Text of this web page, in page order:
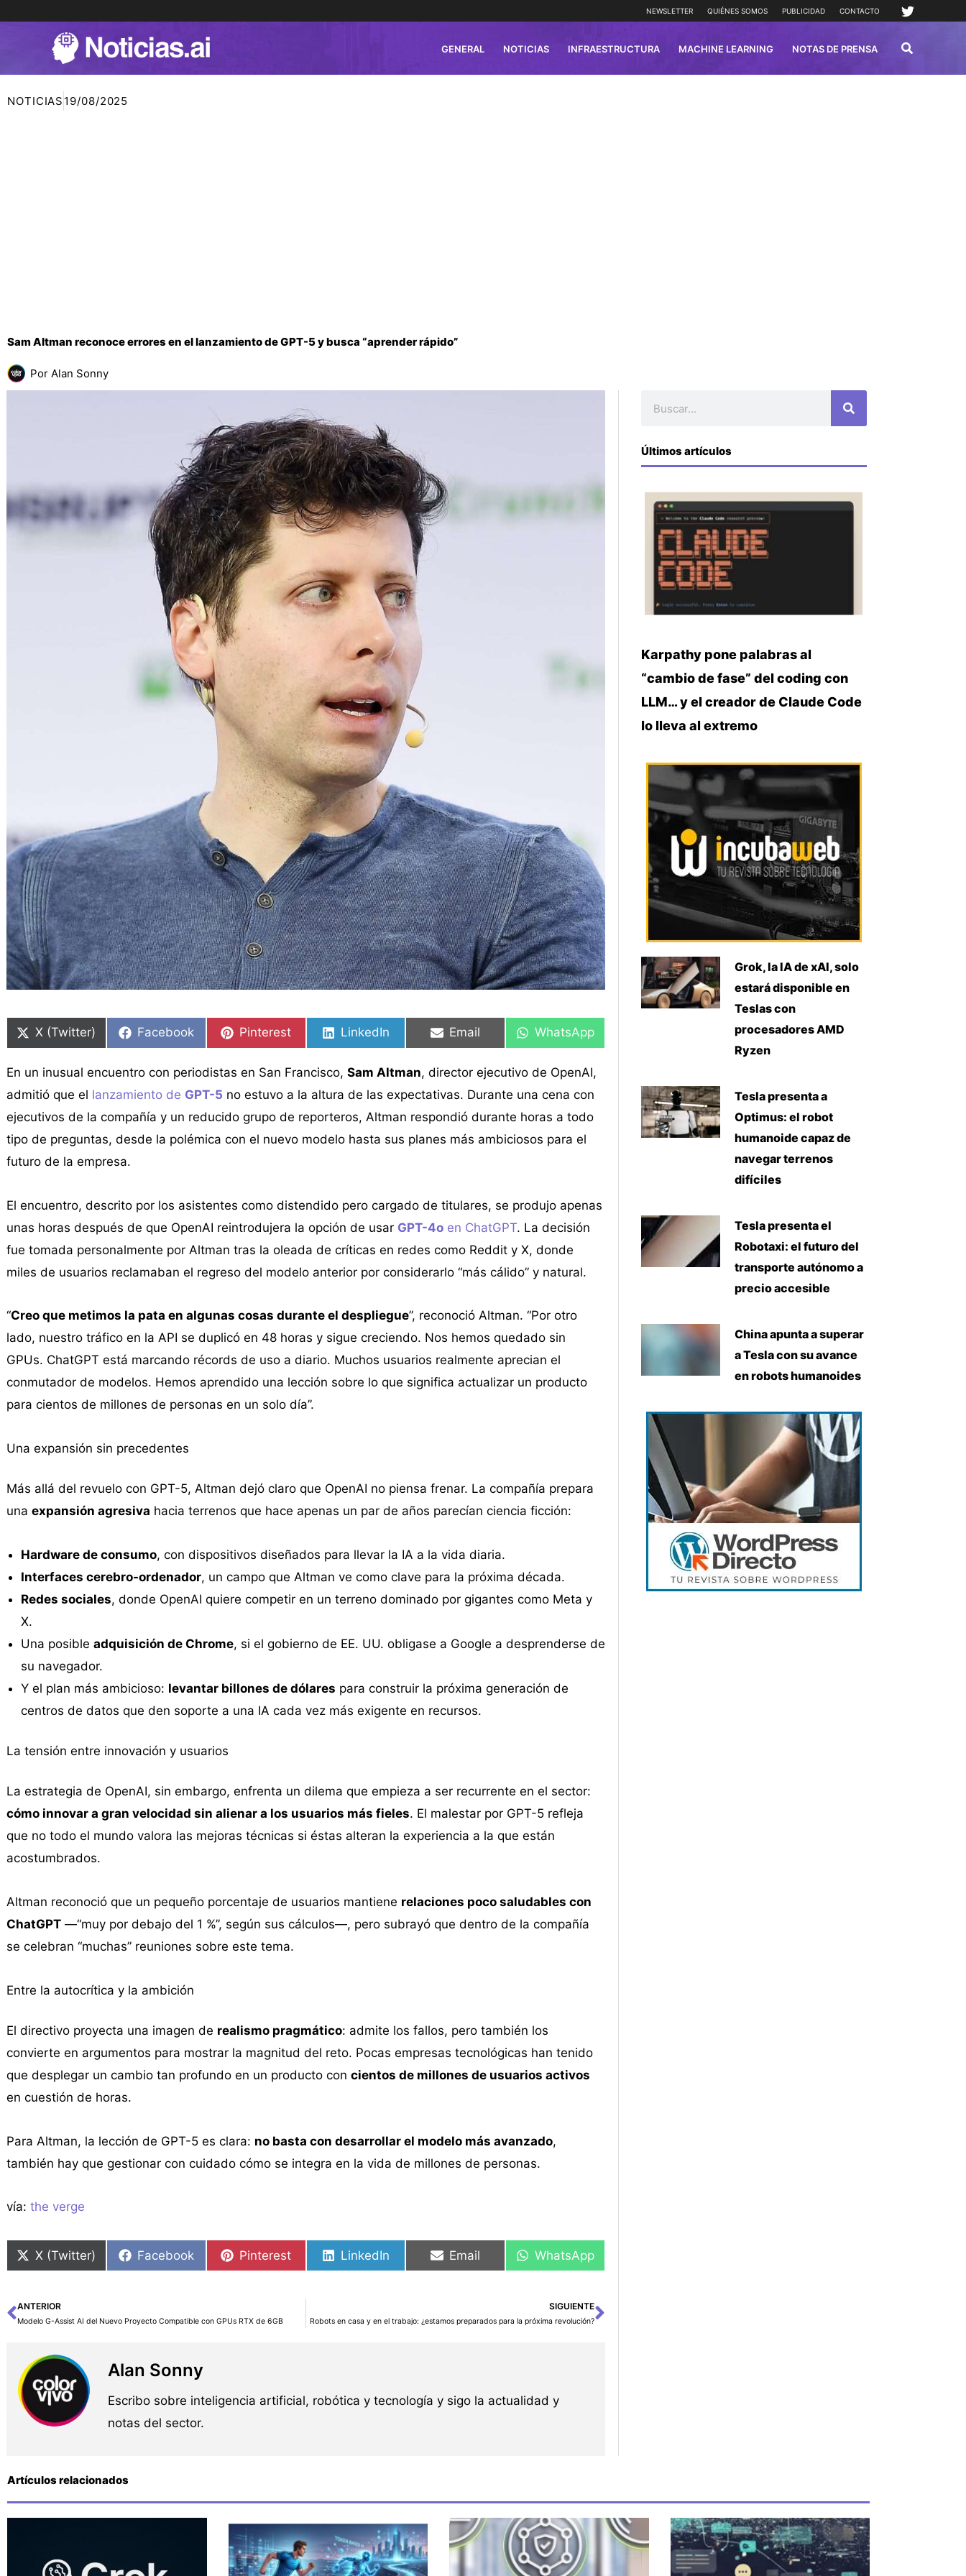
NEWSLETTER QUIÉNES SOMOS PUBLICIDAD CONTACTO
GENERAL NOTICIAS INFRAESTRUCTURA MACHINE LEARNING NOTAS DE PRENSA
NOTICIAS 19/08/2025
Sam Altman reconoce errores en el lanzamiento de GPT-5 y busca “aprender rápido”
Por Alan Sonny
en
X (Twitter)
en
Facebook
en
Pinterest
en
LinkedIn
en
Email
en
WhatsApp
En un inusual encuentro con periodistas en San Francisco, Sam Altman, director ejecutivo de OpenAI,
admitió que el lanzamiento de GPT-5 no estuvo a la altura de las expectativas. Durante una cena con
ejecutivos de la compañía y un reducido grupo de reporteros, Altman respondió durante horas a todo
tipo de preguntas, desde la polémica con el nuevo modelo hasta sus planes más ambiciosos para el
futuro de la empresa.
El encuentro, descrito por los asistentes como distendido pero cargado de titulares, se produjo apenas
unas horas después de que OpenAI reintrodujera la opción de usar GPT-4oen ChatGPT. La decisión
fue tomada personalmente por Altman tras la oleada de críticas en redes como Reddit y X, donde
miles de usuarios reclamaban el regreso del modelo anterior por considerarlo “más cálido” y natural.
“Creo que metimos la pata en algunas cosas durante el despliegue”, reconoció Altman. “Por otro
lado, nuestro tráfico en la API se duplicó en 48 horas y sigue creciendo. Nos hemos quedado sin
GPUs. ChatGPT está marcando récords de uso a diario. Muchos usuarios realmente aprecian el
conmutador de modelos. Hemos aprendido una lección sobre lo que significa actualizar un producto
para cientos de millones de personas en un solo día”.
Una expansión sin precedentes
Más allá del revuelo con GPT-5, Altman dejó claro que OpenAI no piensa frenar. La compañía prepara
una expansión agresiva hacia terrenos que hace apenas un par de años parecían ciencia ficción:
Hardware de consumo, con dispositivos diseñados para llevar la IA a la vida diaria.
Interfaces cerebro-ordenador, un campo que Altman ve como clave para la próxima década.
Redes sociales, donde OpenAI quiere competir en un terreno dominado por gigantes como Meta y
X.
Una posible adquisición de Chrome, si el gobierno de EE. UU. obligase a Google a desprenderse de
su navegador.
Y el plan más ambicioso: levantar billones de dólares para construir la próxima generación de
centros de datos que den soporte a una IA cada vez más exigente en recursos.
La tensión entre innovación y usuarios
La estrategia de OpenAI, sin embargo, enfrenta un dilema que empieza a ser recurrente en el sector:
cómo innovar a gran velocidad sin alienar a los usuarios más fieles. El malestar por GPT-5 refleja
que no todo el mundo valora las mejoras técnicas si éstas alteran la experiencia a la que están
acostumbrados.
Altman reconoció que un pequeño porcentaje de usuarios mantiene relaciones poco saludables con
ChatGPT—“muy por debajo del 1 %”, según sus cálculos—, pero subrayó que dentro de la compañía
se celebran “muchas” reuniones sobre este tema.
Entre la autocrítica y la ambición
El directivo proyecta una imagen de realismo pragmático: admite los fallos, pero también los
convierte en argumentos para mostrar la magnitud del reto. Pocas empresas tecnológicas han tenido
que desplegar un cambio tan profundo en un producto con cientos de millones de usuarios activos
en cuestión de horas.
Para Altman, la lección de GPT-5 es clara: no basta con desarrollar el modelo más avanzado,
también hay que gestionar con cuidado cómo se integra en la vida de millones de personas.
vía: the verge
en
X (Twitter)
en
Facebook
en
Pinterest
en
LinkedIn
en
Email
en
WhatsApp
Ant
ANTERIOR
Modelo G-Assist AI del Nuevo Proyecto Compatible con GPUs RTX de 6GB
SIGUIENTE
Robots en casa y en el trabajo: ¿estamos preparados para la próxima revolución?Siguiente
Alan Sonny
Escribo sobre inteligencia artificial, robótica y tecnología y sigo la actualidad y
notas del sector.
Últimos artículos
Karpathy pone palabras al
“cambio de fase” del coding con
LLM… y el creador de Claude Code
lo lleva al extremo
Grok, la IA de xAI, solo
estará disponible en
Teslas con
procesadores AMD
Ryzen
Tesla presenta a
Optimus: el robot
humanoide capaz de
navegar terrenos
difíciles
Tesla presenta el
Robotaxi: el futuro del
transporte autónomo a
precio accesible
China apunta a superar
a Tesla con su avance
en robots humanoides
Artículos relacionados